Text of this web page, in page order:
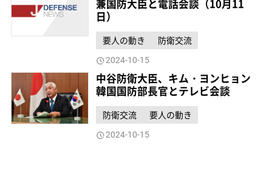
兼国防大臣と電話会談（10月11
日）
要人の動き 防衛交流
2024-10-15
中谷防衛大臣、キム・ヨンヒョン
韓国国防部長官とテレビ会談
防衛交流 要人の動き
2024-10-15